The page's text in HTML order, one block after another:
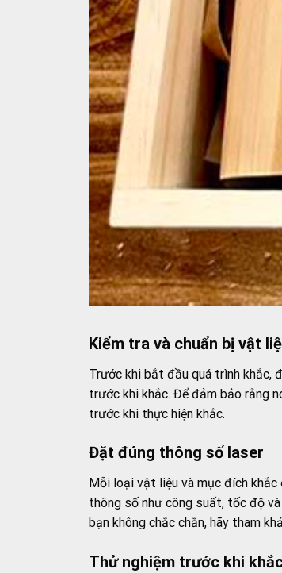
Kiểm tra và chuẩn bị vật
Trước khi bắt đầu quá trình khắc,
trước khi khắc. Để đảm bảo rằng
trước khi thực hiện khắc.
Đặt đúng thông số laser
Mỗi loại vật liệu và mục đích
thông số như công suất, tốc độ
bạn không chắc chắn, hãy tham
Thử nghiệm trước khi